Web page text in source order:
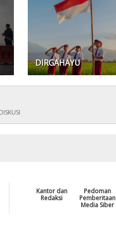
DIRGAHAYU
DISKUSI
Kantor dan
Redaksi
Pedoman
Pemberitaan
Media Siber